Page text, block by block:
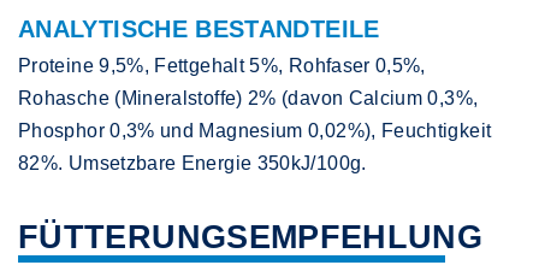
ANALYTISCHE BESTANDTEILE
Proteine 9,5%, Fettgehalt 5%, Rohfaser 0,5%,
Rohasche (Mineralstoffe) 2% (davon Calcium 0,3%,
Phosphor 0,3% und Magnesium 0,02%), Feuchtigkeit
82%. Umsetzbare Energie 350kJ/100g.
FÜTTERUNGSEMPFEHLUNG